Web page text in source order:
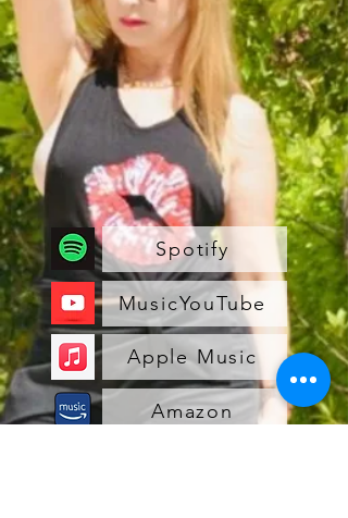
Spotify
MusicYouTube
Apple Music
Amazon